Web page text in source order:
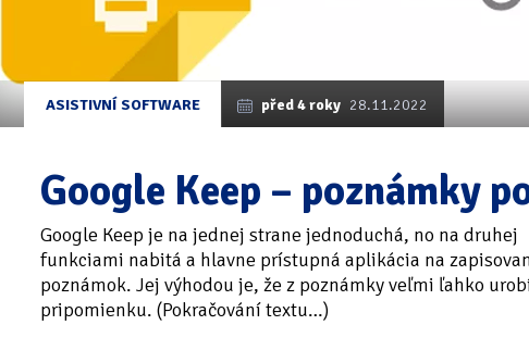
ASISTIVNÍ SOFTWARE před 4 roky 28.11.2022
Google Keep – poznámky
Google Keep je na jednej strane jednoduchá, no na druhej
funkciami nabitá a hlavne prístupná aplikácia na
poznámok. Jej výhodou je, že z poznámky veľmi ľahko
pripomienku. (Pokračování textu…)